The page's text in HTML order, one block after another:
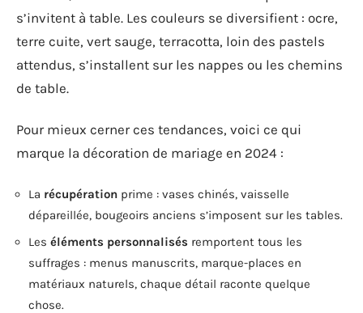
s’invitent à table. Les couleurs se diversifient : ocre,
terre cuite, vert sauge, terracotta, loin des pastels
attendus, s’installent sur les nappes ou les chemins
de table.
Pour mieux cerner ces tendances, voici ce qui
marque la décoration de mariage en 2024 :
La récupération prime : vases chinés, vaisselle
dépareillée, bougeoirs anciens s’imposent sur les tables.
Les éléments personnalisés remportent tous les
suffrages : menus manuscrits, marque-places en
matériaux naturels, chaque détail raconte quelque
chose.